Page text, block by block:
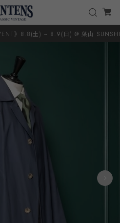
》8.8(土) ~ 8.9(日) @ 葉山